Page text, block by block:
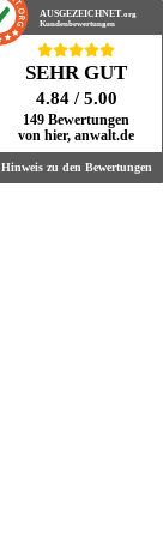
AUSGEZEICHNET .org
Kundenbewertungen
SEHR GUT
4.84 / 5.00
149 Bewertungen
von hier, anwalt.de
Hinweis zu den Bewertungen